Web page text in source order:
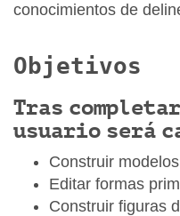
conocimientos de
Objetivos
Tras
usuario será
Construir modelos
Editar formas
Construir figuras